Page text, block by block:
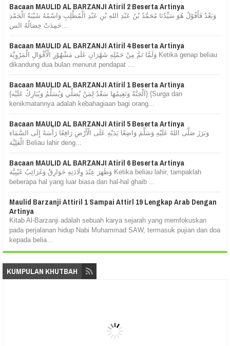
Bacaan MAULID AL BARZANJI Atiril 2 Beserta Artinya
وَبَعْدُ فَأَقُوْلُ هُوَ سَيِّدُنَا مُحَمَّدُ بْنُ عَبْدِ اللهِ بْنِ عَبْدِ الْمُطَّلِبِ وَاسْمُهُ شَيْبَةُ الْحَمْدِ
Bacaan MAULID AL BARZANJI Atiril 4 Beserta Artinya
وَلَمَّا تَمَّ مِنْ حَمْلِهِ شَهْرَانِ عَلَى مَشْهُوْرِ الْأَقْوَالِ الْمَرْوِيَّة Ketika genap beliau
dikandung dua bulan menurut pendapat ...
Bacaan MAULID AL BARZANJI Atiril 1 Beserta Artinya
{اَلْجَنَّةُ وَنَعِيمُهَا سَعْدٌ لِمَنْ يُصَلِّي وَيُسَلِّمُ وَيُبَارِكُ عَلَيْه} {Surga dan
kenikmatannya adalah kebahagiaan bagi orang...
Bacaan MAULID AL BARZANJI Atiril 5 Beserta Artinya
وَبَرَزَ صَلَّى اللهُ عَلَيْهِ وَسَلَّمَ وَاضِعًا يَدَيْهِ عَلَى الْأَرْضِ رَافِعًا رَأْسَهُ إِلَى السَّمَاءِ
الْعَلِيَّة Beliau lahir deng...
Bacaan MAULID AL BARZANJI Atiril 6 Beserta Artinya
وَظَهَرَ عِنْدَ وِلَادَتِهِ خَوَارِقُ وَغَرَائِبُ غَيْبِيَّة Ketika beliau lahir, tampaklah
beberapa hal yang luar biasa dan hal-hal ghaib ...
Maulid Barzanji Attiril 1 Sampai Attirl 19 Lengkap Arab Dengan
Artinya
Kitab Al-Barzanji adalah sebuah karya sejarah yang memfokuskan
pada perjalanan hidup Nabi Muhammad SAW, termasuk pujian dan doa
kepada belia...
KUMPULAN KHUTBAH